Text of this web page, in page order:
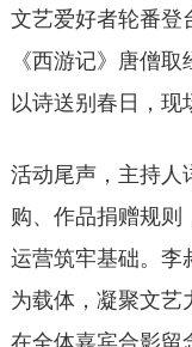
文艺爱好者轮番登
《西游记》唐僧
以诗送别春日，现
活动尾声，主持人
购、作品捐赠规则
运营筑牢基础。李
为载体，凝聚文艺